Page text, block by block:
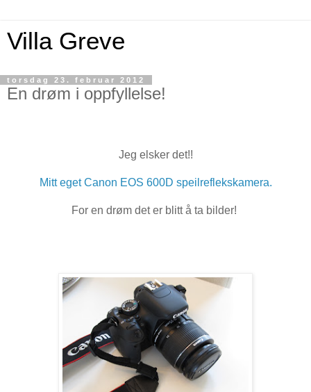
Villa Greve
torsdag 23. februar 2012
En drøm i oppfyllelse!
Jeg elsker det!!
Mitt eget Canon EOS 600D speilreflekskamera.
For en drøm det er blitt å ta bilder!